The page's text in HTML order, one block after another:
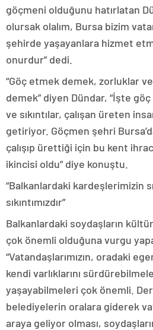
göçmeni olduğunu hatırlatan
olursak olalım, Bursa bizim
şehirde yaşayanlara hizmet
onurdur” dedi.
“Göç etmek demek, zorluklar ve
demek” diyen Dündar, “İşte
ve sıkıntılar, çalışan üreten
getiriyor. Göçmen şehri
çalışıp ürettiği için bu kent
ikincisi oldu” diye konuştu.
“Balkanlardaki kardeşlerimizin
sıkıntımızdır”
Balkanlardaki soydaşların
çok önemli olduğuna vurgu
“Vatandaşlarımızın, oradaki
kendi varlıklarını
yaşayabilmeleri çok önemli.
belediyelerin oralara giderek
araya geliyor olması,